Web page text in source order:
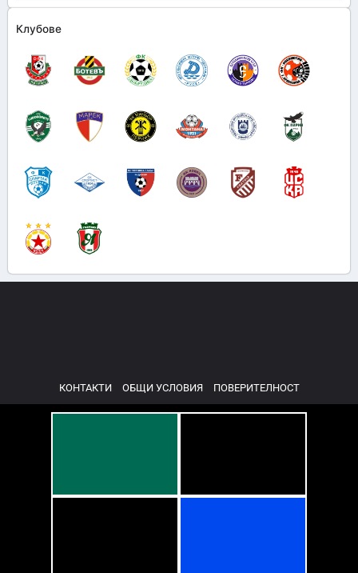
Клубове
КОНТАКТИ ОБЩИ УСЛОВИЯ ПОВЕРИТЕЛНОСТ